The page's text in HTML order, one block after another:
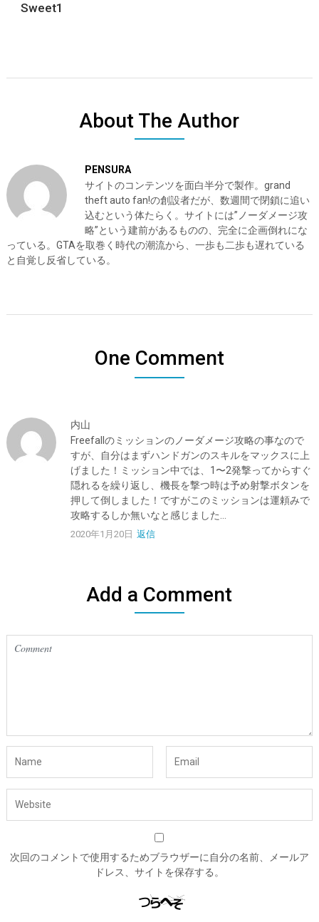
Sweet1
About The Author
PENSURA
サイトのコンテンツを面白半分で製作。grand
theft auto fan!の創設者だが、数週間で閉鎖に追い
込むという体たらく。サイトには”ノーダメージ攻
略”という建前があるものの、完全に企画倒れにな
っている。GTAを取巻く時代の潮流から、一歩も二歩も遅れている
と自覚し反省している。
One Comment
内山
Freefallのミッションのノーダメージ攻略の事なので
すが、自分はまずハンドガンのスキルをマックスに上
げました！ミッション中では、1〜2発撃ってからすぐ
隠れるを繰り返し、機長を撃つ時は予め射撃ボタンを
押して倒しました！ですがこのミッションは運頼みで
攻略するしか無いなと感じました…
2020年1月20日 返信
Add a Comment
次回のコメントで使用するためブラウザーに自分の名前、メールア
ドレス、サイトを保存する。